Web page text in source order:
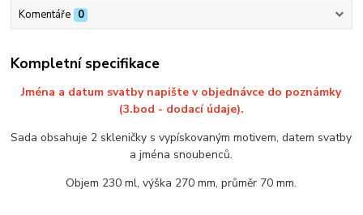
Komentáře 0
Kompletní specifikace
Jména a datum svatby napište v objednávce do poznámky
(3.bod - dodací údaje).
Sada obsahuje 2 skleničky s vypískovaným motivem, datem svatby
a jména snoubenců.
Objem 230 ml, výška 270 mm, průměr 70 mm.